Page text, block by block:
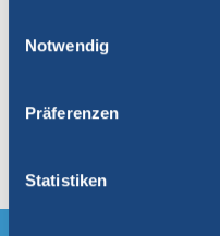
erklären Sie sich damit
Notwendig
Präferenzen
Statistiken